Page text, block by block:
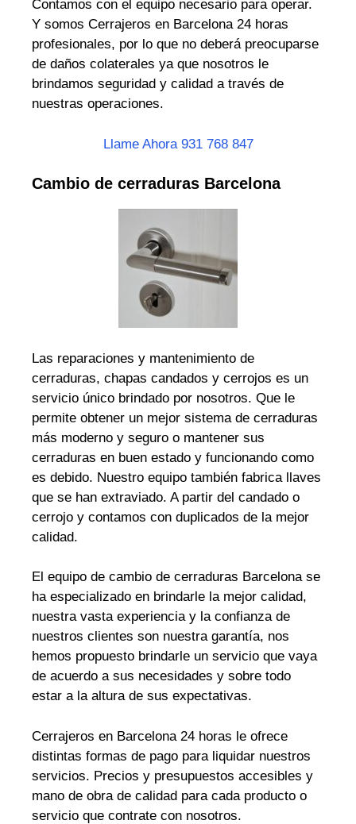
Contamos con el equipo necesario para operar.
Y somos Cerrajeros en Barcelona 24 horas
profesionales, por lo que no deberá preocuparse
de daños colaterales ya que nosotros le
brindamos seguridad y calidad a través de
nuestras operaciones.
Llame Ahora 931 768 847
Cambio de cerraduras Barcelona
Las reparaciones y mantenimiento de
cerraduras, chapas candados y cerrojos es un
servicio único brindado por nosotros. Que le
permite obtener un mejor sistema de cerraduras
más moderno y seguro o mantener sus
cerraduras en buen estado y funcionando como
es debido. Nuestro equipo también fabrica llaves
que se han extraviado. A partir del candado o
cerrojo y contamos con duplicados de la mejor
calidad.
El equipo de cambio de cerraduras Barcelona se
ha especializado en brindarle la mejor calidad,
nuestra vasta experiencia y la confianza de
nuestros clientes son nuestra garantía, nos
hemos propuesto brindarle un servicio que vaya
de acuerdo a sus necesidades y sobre todo
estar a la altura de sus expectativas.
Cerrajeros en Barcelona 24 horas le ofrece
distintas formas de pago para liquidar nuestros
servicios. Precios y presupuestos accesibles y
mano de obra de calidad para cada producto o
servicio que contrate con nosotros.